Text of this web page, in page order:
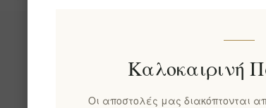
Καλοκαιρινή
Οι αποστολές μας διακόπτονται